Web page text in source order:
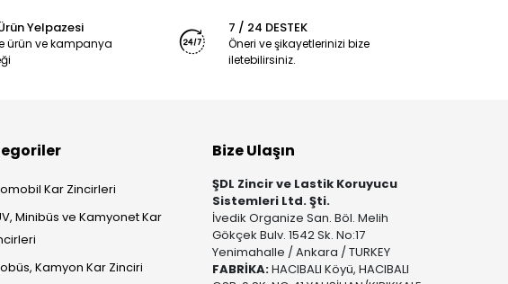
Yelpazesi
ürün ve kampanya
7 / 24 DESTEK
Öneri ve şikayetlerinizi bize
iletebilirsiniz.
Kar Zincirleri
Minibüs ve Kamyonet Kar
Kamyon Kar Zinciri
Bize Ulaşın
ŞDL Zincir ve Lastik Koruyucu
Sistemleri Ltd. Şti.
İvedik Organize San. Böl. Melih
Gökçek Bulv. 1542 Sk. No:17
Yenimahalle / Ankara / TURKEY
FABRİKA:HACIBALI Köyü, HACIBALI